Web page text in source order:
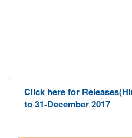
Click here for
to 31-December 2017